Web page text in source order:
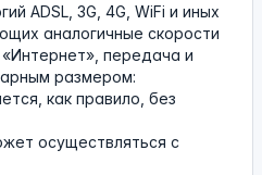
ADSL, 3G, 4G, WiFi и иных
аналогичные скорости
передача и
размером:
как правило, без
осуществляться с